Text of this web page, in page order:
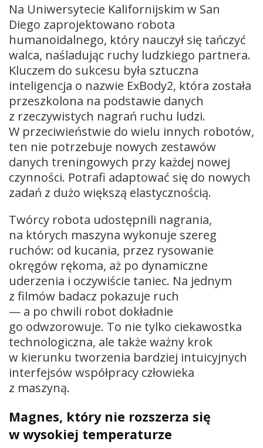
Na Uniwersytecie Kalifornijskim w San
Diego zaprojektowano robota
humanoidalnego, który nauczył się tańczyć
walca, naśladując ruchy ludzkiego partnera.
Kluczem do sukcesu była sztuczna
inteligencja o nazwie ExBody2, która została
przeszkolona na podstawie danych
z rzeczywistych nagrań ruchu ludzi.
W przeciwieństwie do wielu innych robotów,
ten nie potrzebuje nowych zestawów
danych treningowych przy każdej nowej
czynności. Potrafi adaptować się do nowych
zadań z dużo większą elastycznością.
Twórcy robota udostępnili nagrania,
na których maszyna wykonuje szereg
ruchów: od kucania, przez rysowanie
okręgów rękoma, aż po dynamiczne
uderzenia i oczywiście taniec. Na jednym
z filmów badacz pokazuje ruch
— a po chwili robot dokładnie
go odwzorowuje. To nie tylko ciekawostka
technologiczna, ale także ważny krok
w kierunku tworzenia bardziej intuicyjnych
interfejsów współpracy człowieka
z maszyną.
Magnes, który nie rozszerza się
w wysokiej temperaturze